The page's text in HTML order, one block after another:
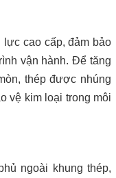
cao cấp, đảm bảo
vận hành. Để tăng
thép được nhúng
vệ kim loại trong môi
ngoài khung thép,